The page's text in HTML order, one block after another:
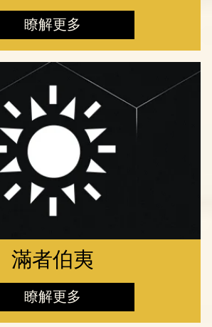
瞭解更多
滿者伯夷
瞭解更多